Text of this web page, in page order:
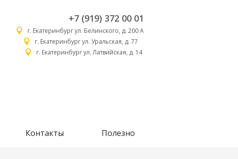
+7 (919) 372 00 01
г. Екатеринбург ул. Белинского, д. 200 А
г. Екатеринбург ул. Уральская, д. 77
г. Екатеринбург ул. Латвийская, д. 14
Контакты Полезно